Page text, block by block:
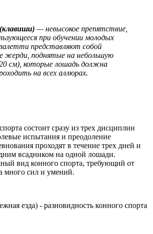
— невысокое препятствие,
при обучении молодых
представляют собой
жерди, поднятые на небольшую
см), которые лошадь должна
на всех аллюрах.
состоит сразу из трех дисциплин
испытания и преодоление
проходят в течение трех дней и
всадником на одной лошади.
вид конного спорта, требующий от
много сил и умений.